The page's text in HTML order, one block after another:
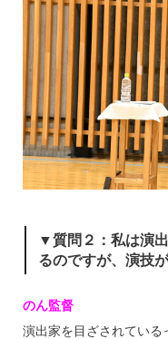
▼質問２：私は演
るのですが、演技
のん監督
演出家を目ざされている